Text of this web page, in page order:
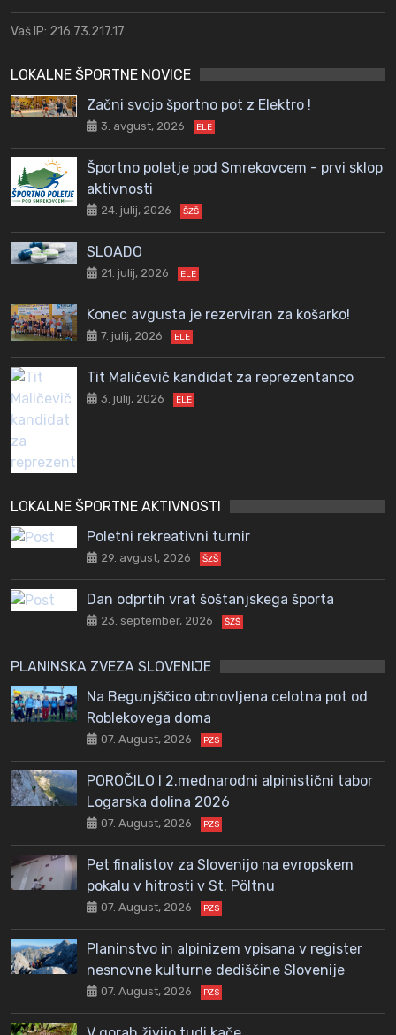
Vaš IP: 216.73.217.17
LOKALNE ŠPORTNE NOVICE
Začni svojo športno pot z Elektro !
3. avgust, 2026 ELE
Športno poletje pod Smrekovcem - prvi sklop
aktivnosti
24. julij, 2026 ŠZŠ
SLOADO
21. julij, 2026 ELE
Konec avgusta je rezerviran za košarko!
7. julij, 2026 ELE
Tit Maličevič kandidat za reprezentanco
3. julij, 2026 ELE
LOKALNE ŠPORTNE AKTIVNOSTI
Poletni rekreativni turnir
29. avgust, 2026 ŠZŠ
Dan odprtih vrat šoštanjskega športa
23. september, 2026 ŠZŠ
PLANINSKA ZVEZA SLOVENIJE
Na Begunjščico obnovljena celotna pot od
Roblekovega doma
07. August, 2026 PZS
POROČILO I 2.mednarodni alpinistični tabor
Logarska dolina 2026
07. August, 2026 PZS
Pet finalistov za Slovenijo na evropskem
pokalu v hitrosti v St. Pöltnu
07. August, 2026 PZS
Planinstvo in alpinizem vpisana v register
nesnovne kulturne dediščine Slovenije
07. August, 2026 PZS